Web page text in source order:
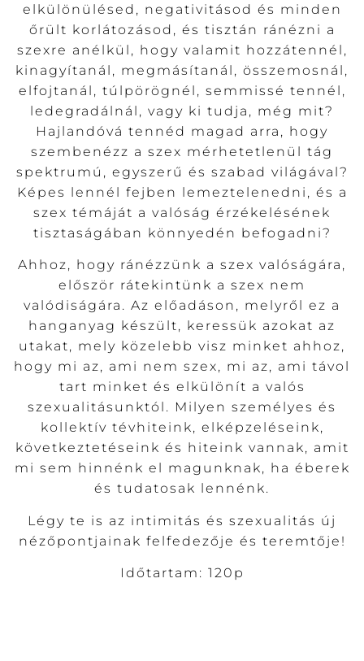
elkülönülésed, negativitásod és minden
őrült korlátozásod, és tisztán ránézni a
szexre anélkül, hogy valamit hozzátennél,
kinagyítanál, megmásítanál, összemosnál,
elfojtanál, túlpörögnél, semmissé tennél,
ledegradálnál, vagy ki tudja, még mit?
Hajlandóvá tennéd magad arra, hogy
szembenézz a szex mérhetetlenül tág
spektrumú, egyszerű és szabad világával?
Képes lennél fejben lemeztelenedni, és a
szex témáját a valóság érzékelésének
tisztaságában könnyedén befogadni?
Ahhoz, hogy ránézzünk a szex valóságára,
először rátekintünk a szex nem
valódiságára. Az előadáson, melyről ez a
hanganyag készült, keressük azokat az
utakat, mely közelebb visz minket ahhoz,
hogy mi az, ami nem szex, mi az, ami távol
tart minket és elkülönít a valós
szexualitásunktól. Milyen személyes és
kollektív tévhiteink, elképzeléseink,
következtetéseink és hiteink vannak, amit
mi sem hinnénk el magunknak, ha éberek
és tudatosak lennénk.
Légy te is az intimitás és szexualitás új
nézőpontjainak felfedezője és teremtője!
Időtartam: 120p